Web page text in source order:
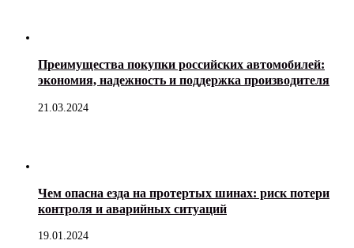
Преимущества покупки российских автомобилей:
экономия, надежность и поддержка производителя
21.03.2024
Чем опасна езда на протертых шинах: риск потери
контроля и аварийных ситуаций
19.01.2024